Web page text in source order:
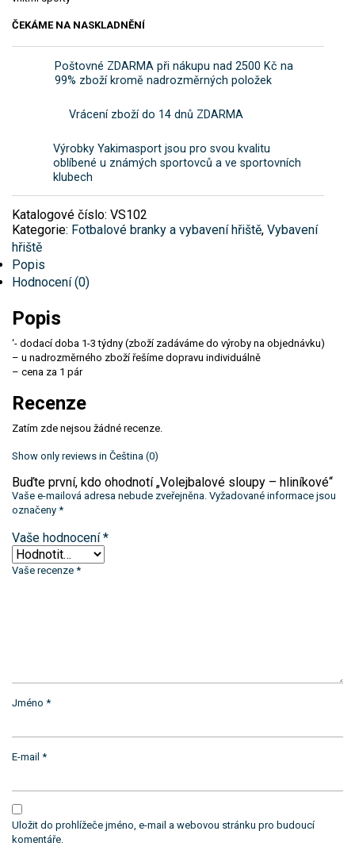
TYČE A DOPLŇKY
SÍTĚ
STŘÍDACÍ A VÝSLEDKOVÉ TABULE
VYBAVENÍ HŘIŠTĚ
BOX RUKAVICE A BANDÁŽE
BOXERSKÉ PYTLE A ÚDEROVÉ APARÁTY
BOX PŘILBY A CHRÁNIČE
DOPLŇKY
SPORTOVNÍ VÝŽIVA
PROTEINY
KLOUBNÍ VÝŽIVA
VITAMÍNY A MINERÁLY
AMINOKYSELINY A BCAA
ŠEJKRY
ZDRAVÉ POTRAVINY
ČEKÁME NA NASKLADNĚNÍ
Poštovné ZDARMA při nákupu nad 2500 Kč na
99% zboží kromě nadrozměrných položek
Vrácení zboží do 14 dnů ZDARMA
Výrobky Yakimasport jsou pro svou kvalitu
oblíbené u známých sportovců a ve sportovních
klubech
Katalogové číslo: VS102
Kategorie: Fotbalové branky a vybavení hřiště, Vybavení
hřiště
Popis
Hodnocení (0)
Popis
‘- dodací doba 1-3 týdny (zboží zadáváme do výroby na objednávku)
– u nadrozměrného zboží řešíme dopravu individuálně
– cena za 1 pár
Recenze
Zatím zde nejsou žádné recenze.
Show only reviews in Čeština (0)
Buďte první, kdo ohodnotí „Volejbalové sloupy – hliníkové“
Vaše e-mailová adresa nebude zveřejněna. Vyžadované informace jsou
označeny *
Vaše hodnocení*
Vaše recenze *
Jméno *
E-mail *
Uložit do prohlížeče jméno, e-mail a webovou stránku pro budoucí
komentáře.